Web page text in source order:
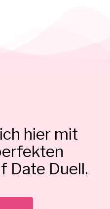
hier mit
Date Duell.